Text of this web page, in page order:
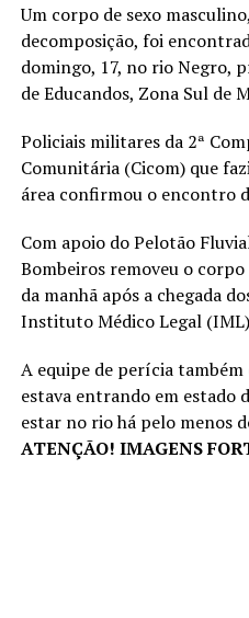
Um corpo de sexo
decomposição, foi
domingo, 17, no rio Negro,
de Educandos, Zona Sul de
Policiais militares da 2ª
Comunitária (Cicom) que
área confirmou o encontro
Com apoio do Pelotão
Bombeiros removeu o
da manhã após a chegada
Instituto Médico Legal
A equipe de perícia
estava entrando em estado
estar no rio há pelo menos
ATENÇÃO! IMAGENS